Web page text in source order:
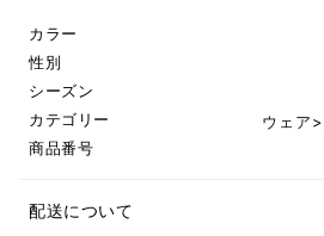
カラー
性別
シーズン
カテゴリー
ウェア>
商品番号
配送について